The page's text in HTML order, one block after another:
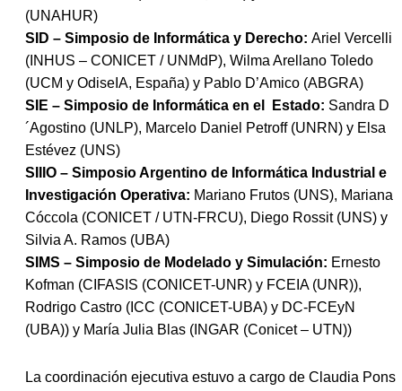
(UNAHUR)
SID – Simposio de Informática y Derecho: Ariel Vercelli
(INHUS – CONICET / UNMdP), Wilma Arellano Toledo
(UCM y OdiseIA, España) y Pablo D’Amico (ABGRA)
SIE – Simposio de Informática en el Estado: Sandra D
´Agostino (UNLP), Marcelo Daniel Petroff (UNRN) y Elsa
Estévez (UNS)
SIIIO – Simposio Argentino de Informática Industrial e
Investigación Operativa: Mariano Frutos (UNS), Mariana
Cóccola (CONICET / UTN-FRCU), Diego Rossit (UNS) y
Silvia A. Ramos (UBA)
SIMS – Simposio de Modelado y Simulación: Ernesto
Kofman (CIFASIS (CONICET-UNR) y FCEIA (UNR)),
Rodrigo Castro (ICC (CONICET-UBA) y DC-FCEyN
(UBA)) y María Julia Blas (INGAR (Conicet – UTN))
La coordinación ejecutiva estuvo a cargo de Claudia Pons